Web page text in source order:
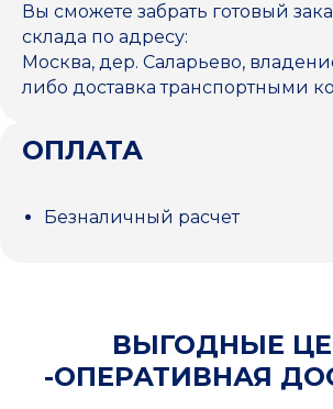
Вы сможете забрать готовый
склада по адресу:
Москва, дер. Саларьево,
либо доставка транспортными
ОПЛАТА
Безналичный расчет
ВЫГОДНЫЕ
-ОПЕРАТИВНАЯ